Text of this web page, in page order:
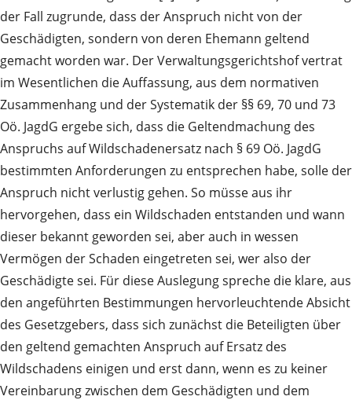
der Fall zugrunde, dass der Anspruch nicht von der
Geschädigten, sondern von deren Ehemann geltend
gemacht worden war. Der Verwaltungsgerichtshof vertrat
im Wesentlichen die Auffassung, aus dem normativen
Zusammenhang und der Systematik der §§ 69, 70 und 73
Oö. JagdG ergebe sich, dass die Geltendmachung des
Anspruchs auf Wildschadenersatz nach § 69 Oö. JagdG
bestimmten Anforderungen zu entsprechen habe, solle der
Anspruch nicht verlustig gehen. So müsse aus ihr
hervorgehen, dass ein Wildschaden entstanden und wann
dieser bekannt geworden sei, aber auch in wessen
Vermögen der Schaden eingetreten sei, wer also der
Geschädigte sei. Für diese Auslegung spreche die klare, aus
den angeführten Bestimmungen hervorleuchtende Absicht
des Gesetzgebers, dass sich zunächst die Beteiligten über
den geltend gemachten Anspruch auf Ersatz des
Wildschadens einigen und erst dann, wenn es zu keiner
Vereinbarung zwischen dem Geschädigten und dem